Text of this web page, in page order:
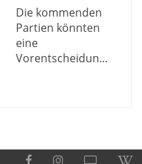
Die kommenden
Partien könnten
eine
Vorentscheidun...